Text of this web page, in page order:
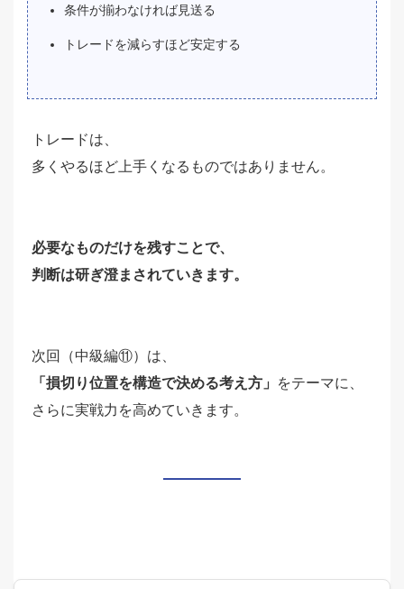
条件が揃わなければ見送る
トレードを減らすほど安定する
トレードは、
多くやるほど上手くなるものではありません。
必要なものだけを残すことで、
判断は研ぎ澄まされていきます。
次回（中級編⑪）は、
「損切り位置を構造で決める考え方」
をテーマに、
さらに実戦力を高めていきます。